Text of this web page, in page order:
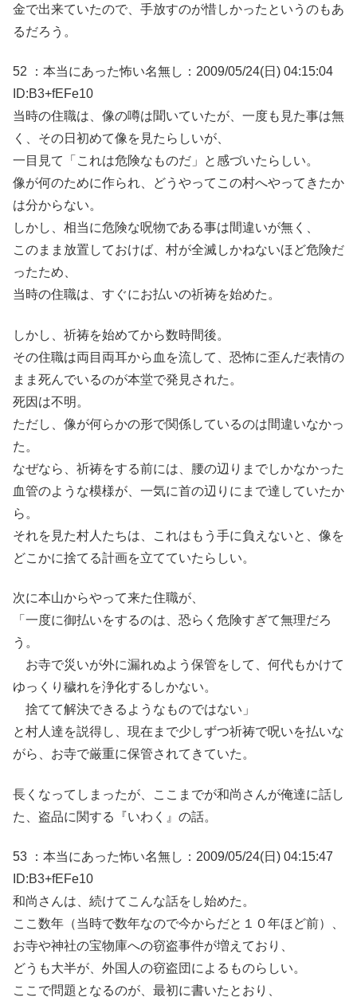
金で出来ていたので、手放すのが惜しかったというのもあ
るだろう。
52 ：本当にあった怖い名無し：2009/05/24(日) 04:15:04
ID:B3+fEFe10
当時の住職は、像の噂は聞いていたが、一度も見た事は無
く、その日初めて像を見たらしいが、
一目見て「これは危険なものだ」と感づいたらしい。
像が何のために作られ、どうやってこの村へやってきたか
は分からない。
しかし、相当に危険な呪物である事は間違いが無く、
このまま放置しておけば、村が全滅しかねないほど危険だ
ったため、
当時の住職は、すぐにお払いの祈祷を始めた。
しかし、祈祷を始めてから数時間後。
その住職は両目両耳から血を流して、恐怖に歪んだ表情の
まま死んでいるのが本堂で発見された。
死因は不明。
ただし、像が何らかの形で関係しているのは間違いなかっ
た。
なぜなら、祈祷をする前には、腰の辺りまでしかなかった
血管のような模様が、一気に首の辺りにまで達していたか
ら。
それを見た村人たちは、これはもう手に負えないと、像を
どこかに捨てる計画を立てていたらしい。
次に本山からやって来た住職が、
「一度に御払いをするのは、恐らく危険すぎて無理だろ
う。
お寺で災いが外に漏れぬよう保管をして、何代もかけて
ゆっくり穢れを浄化するしかない。
捨てて解決できるようなものではない」
と村人達を説得し、現在まで少しずつ祈祷で呪いを払いな
がら、お寺で厳重に保管されてきていた。
長くなってしまったが、ここまでが和尚さんが俺達に話し
た、盗品に関する『いわく』の話。
53 ：本当にあった怖い名無し：2009/05/24(日) 04:15:47
ID:B3+fEFe10
和尚さんは、続けてこんな話をし始めた。
ここ数年（当時で数年なので今からだと１０年ほど前）、
お寺や神社の宝物庫への窃盗事件が増えており、
どうも大半が、外国人の窃盗団によるものらしい。
ここで問題となるのが、最初に書いたとおり、